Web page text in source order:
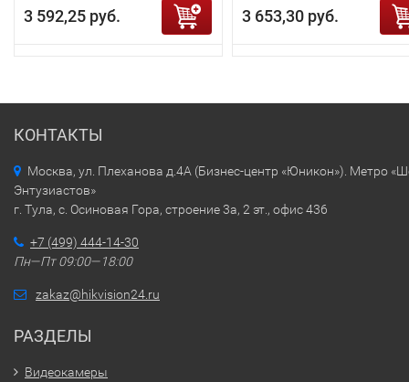
3 592,25 руб. 3 653,30 руб.
КОНТАКТЫ
Москва, ул. Плеханова д.4А (Бизнес-центр «Юникон»). Метро
Энтузиастов»
г. Тула, с. Осиновая Гора, строение 3а, 2 эт., офис 436
+7 (499) 444-14-30
Пн—Пт 09:00—18:00
zakaz@hikvision24.ru
РАЗДЕЛЫ
Видеокамеры